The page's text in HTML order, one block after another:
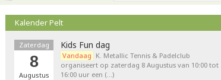
Kalender Pelt
Zaterdag
8
Augustus
Kids Fun dag
Vandaag K. Metallic Tennis & Padelclub
organiseert op zaterdag 8 Augustus van 10:00 tot
16:00 uur een (…)